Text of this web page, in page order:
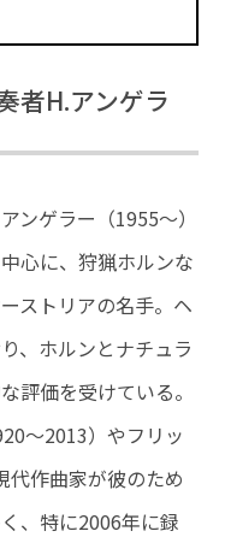
者H.アンゲラ
ンゲラー（1955～）
心に、狩猟ホルンな
ストリアの名手。ヘ
、ホルンとナチュラ
評価を受けている。
～2013）やフリッ
代作曲家が彼のため
、特に2006年に録